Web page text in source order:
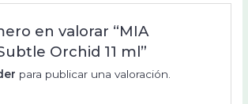
en valorar “MIA
Orchid 11 ml”
para publicar una valoración.